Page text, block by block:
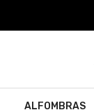
ALFOMBRAS